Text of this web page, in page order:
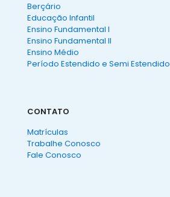
Berçário
Educação Infantil
Ensino Fundamental I
Ensino Fundamental II
Ensino Médio
Período Estendido e Semi Estendido
CONTATO
Matrículas
Trabalhe Conosco
Fale Conosco